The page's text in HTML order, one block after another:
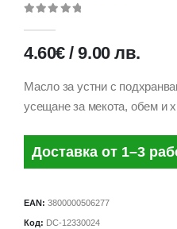
4.60€ /9.00лв.
Масло за устни с
усещане за мекота, обем и
Доставка от 1–3
EAN: 3800000506277
Код: DC-12330024